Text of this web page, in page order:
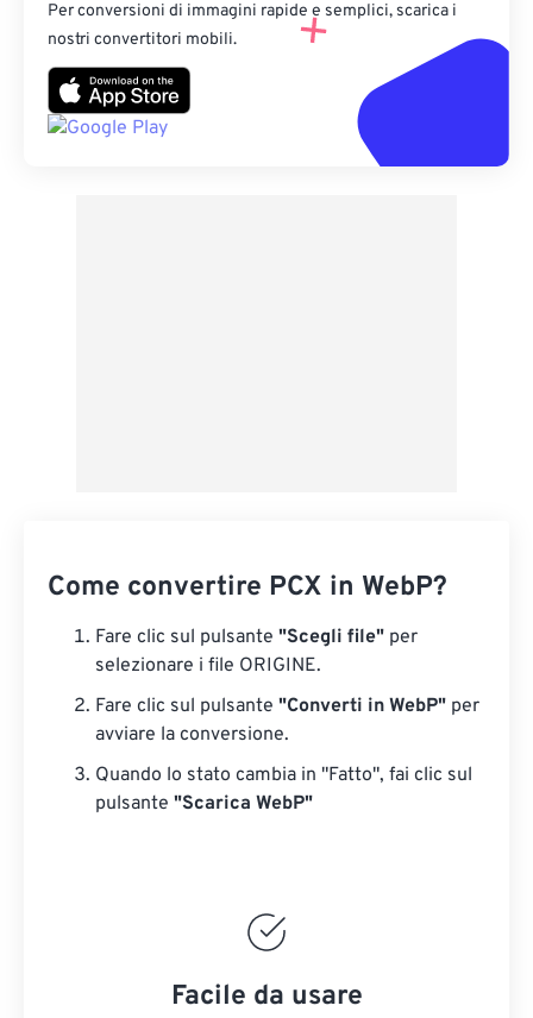
Per conversioni di immagini rapide e semplici, scarica i
nostri convertitori mobili.
Come convertire PCX in WebP?
Fare clic sul pulsante "Scegli file" per
selezionare i file ORIGINE.
Fare clic sul pulsante "Converti in WebP" per
avviare la conversione.
Quando lo stato cambia in "Fatto", fai clic sul
pulsante "Scarica WebP"
Facile da usare